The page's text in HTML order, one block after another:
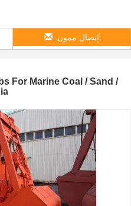
إتصال ممون
For Marine Coal / Sand /